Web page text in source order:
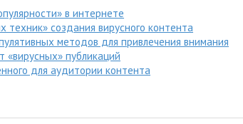
в интернете
техник» создания вирусного контента
методов для привлечения внимания
«вирусных» публикаций
для аудитории контента